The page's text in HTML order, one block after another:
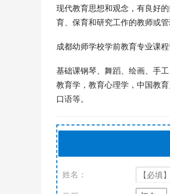
现代教育思想和观念，有良好
育、保育和研究工作的教师或管
成都幼师学校学前教育专业课
基础课钢琴、舞蹈、绘画、手
教育学，教育心理学，中国教
口语等。
姓名：